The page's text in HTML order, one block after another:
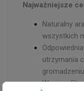
Najważniejsze
Naturalny
wszystkich
utrzymania
Wspiera